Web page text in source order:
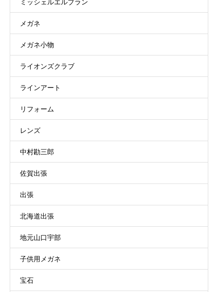
メガネ
メガネ小物
ライオンズクラブ
ラインアート
リフォーム
レンズ
中村勘三郎
佐賀出張
出張
北海道出張
地元山口宇部
子供用メガネ
宝石